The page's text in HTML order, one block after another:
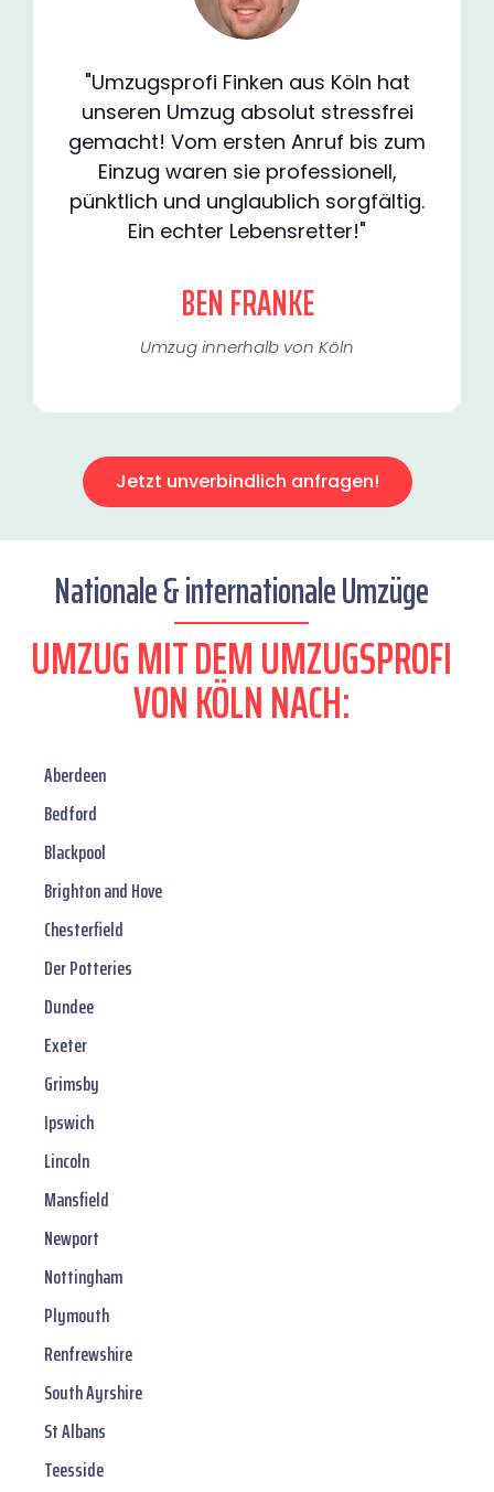
"Umzugsprofi Finken aus Köln hat
unseren Umzug absolut stressfrei
gemacht! Vom ersten Anruf bis zum
Einzug waren sie professionell,
pünktlich und unglaublich sorgfältig.
Ein echter Lebensretter!"
BEN FRANKE
Umzug innerhalb von Köln​
Jetzt unverbindlich anfragen!
Nationale & internationale Umzüge
UMZUG MIT DEM UMZUGSPROFI
VON KÖLN NACH:
Aberdeen
Bedford
Blackpool
Brighton and Hove
Chesterfield
Der Potteries
Dundee
Exeter
Grimsby
Ipswich
Lincoln
Mansfield
Newport
Nottingham
Plymouth
Renfrewshire
South Ayrshire
St Albans
Teesside